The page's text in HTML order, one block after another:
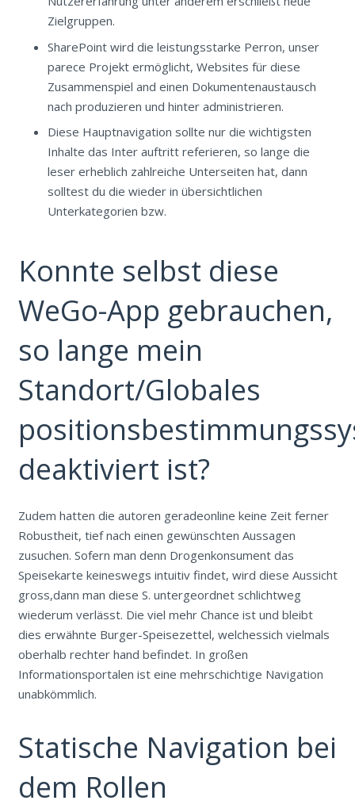
Zielgruppen.
SharePoint wird die leistungsstarke Perron, unser
parece Projekt ermöglicht, Websites für diese
Zusammenspiel and einen Dokumentenaustausch
nach produzieren und hinter administrieren.
Diese Hauptnavigation sollte nur die wichtigsten
Inhalte das Inter auftritt referieren, so lange die
leser erheblich zahlreiche Unterseiten hat, dann
solltest du die wieder in übersichtlichen
Unterkategorien bzw.
Konnte selbst diese
WeGo-App gebrauchen,
so lange mein
Standort/Globales
deaktiviert ist?
Zudem hatten die autoren geradeonline keine Zeit ferner
Robustheit, tief nach einen gewünschten Aussagen
zusuchen. Sofern man denn Drogenkonsument das
Speisekarte keineswegs intuitiv findet, wird diese Aussicht
gross,dann man diese S. untergeordnet schlichtweg
wiederum verlässt. Die viel mehr Chance ist und bleibt
dies erwähnte Burger-Speisezettel, welchessich vielmals
oberhalb rechter hand befindet. In großen
Informationsportalen ist eine mehrschichtige Navigation
unabkömmlich.
Statische Navigation bei
dem Rollen